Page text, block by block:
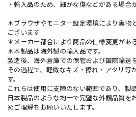
・輸入品のため、細かな傷などがある場合
＊ブラウザやモニター設定環境により実物
ございます
＊メーカー都合により商品の仕様変更があ
＊本製品は海外製の輸入品です。
製造後、海外倉庫での保管および国際輸送
その過程で、軽微なキズ・擦れ・アタリ等
す。
これらは使用に支障のない範囲であり、製
日本製品のような均一で完璧な外観品質を
めご理解をお願いいたします。